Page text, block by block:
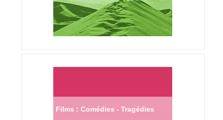
Films : Comédies - Tragédies